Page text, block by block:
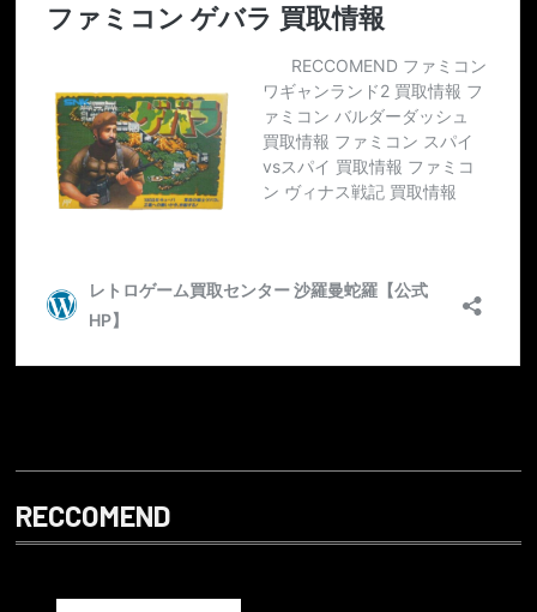
RECCOMEND